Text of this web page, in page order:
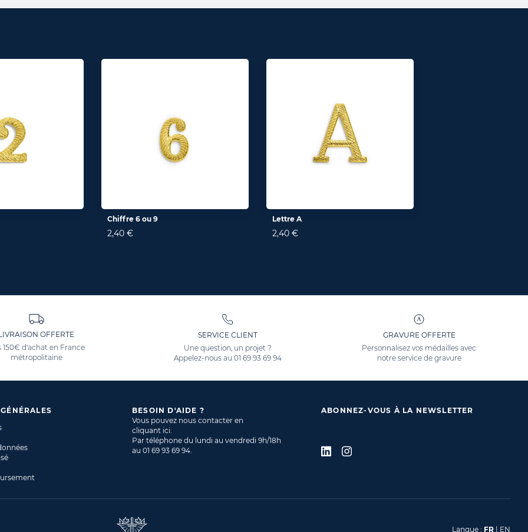
Chiffre 6 ou 9
2,40 €
Lettre A
2,40 €
OFFERTE
150€ d'achat en France
métropolitaine
SERVICE CLIENT
Une question, un projet ?
Appelez-nous au 01 69 93 69 94
GRAVURE OFFERTE
Personnalisez vos médailles avec
notre service de gravure
ABONNEZ-VOUS À LA NEWSLETTER
BESOIN D'AIDE ?
Vous pouvez nous contacter en
cliquant ici
Par téléphone du lundi au vendredi 9h/18h
au 01 69 93 69 94
Langue : FR EN